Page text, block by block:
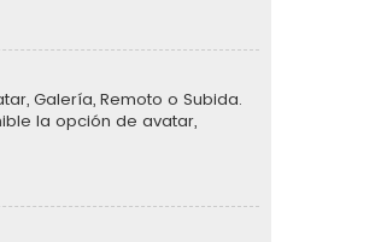
Galería, Remoto o Subida.
la opción de avatar,